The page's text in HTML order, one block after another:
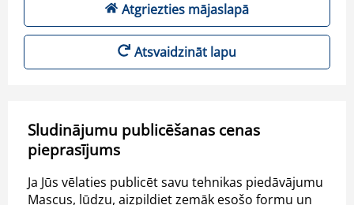
Atgriezties mājaslapā
Atsvaidzināt lapu
Sludinājumu publicēšanas cenas
pieprasījums
Ja Jūs vēlaties publicēt savu tehnikas piedāvājumu
Mascus, lūdzu, aizpildiet zemāk esošo formu un